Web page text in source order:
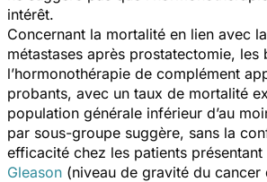
intérêt.
Concernant la mortalité en lien avec
métastases après prostatectomie, les
l’hormonothérapie de complément
probants, avec un taux de mortalité
population générale inférieur d’au
par sous-groupe suggère, sans la
efficacité chez les patients présentant
Gleason (niveau de gravité du cancer